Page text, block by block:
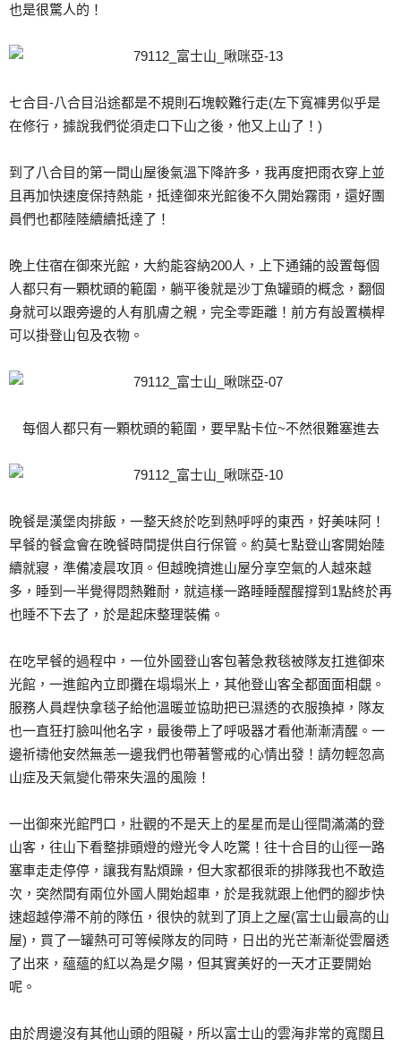
也是很驚人的！
七合目-八合目沿途都是不規則石塊較難行走(左下寬褲男似乎是
在修行，據說我們從須走口下山之後，他又上山了！)
到了八合目的第一間山屋後氣溫下降許多，我再度把雨衣穿上並
且再加快速度保持熱能，抵達御來光館後不久開始霧雨，還好團
員們也都陸陸續續抵達了！
晚上住宿在御來光館，大約能容納200人，上下通鋪的設置每個
人都只有一顆枕頭的範圍，躺平後就是沙丁魚罐頭的概念，翻個
身就可以跟旁邊的人有肌膚之親，完全零距離！前方有設置橫桿
可以掛登山包及衣物。
每個人都只有一顆枕頭的範圍，要早點卡位~不然很難塞進去
晚餐是漢堡肉排飯，一整天終於吃到熱呼呼的東西，好美味阿！
早餐的餐盒會在晚餐時間提供自行保管。約莫七點登山客開始陸
續就寢，準備凌晨攻頂。但越晚擠進山屋分享空氣的人越來越
多，睡到一半覺得悶熱難耐，就這樣一路睡睡醒醒撐到1點終於再
也睡不下去了，於是起床整理裝備。
在吃早餐的過程中，一位外國登山客包著急救毯被隊友扛進御來
光館，一進館內立即攤在塌塌米上，其他登山客全都面面相覷。
服務人員趕快拿毯子給他溫暖並協助把已濕透的衣服換掉，隊友
也一直狂打臉叫他名字，最後帶上了呼吸器才看他漸漸清醒。一
邊祈禱他安然無恙一邊我們也帶著警戒的心情出發！請勿輕忽高
山症及天氣變化帶來失溫的風險！
一出御來光館門口，壯觀的不是天上的星星而是山徑間滿滿的登
山客，往山下看整排頭燈的燈光令人吃驚！往十合目的山徑一路
塞車走走停停，讓我有點煩躁，但大家都很乖的排隊我也不敢造
次，突然間有兩位外國人開始超車，於是我就跟上他們的腳步快
速超越停滯不前的隊伍，很快的就到了頂上之屋(富士山最高的山
屋)，買了一罐熱可可等候隊友的同時，日出的光芒漸漸從雲層透
了出來，蘊蘊的紅以為是夕陽，但其實美好的一天才正要開始
呢。
由於周邊沒有其他山頭的阻礙，所以富士山的雲海非常的寬闊且